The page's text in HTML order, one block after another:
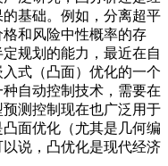
基础。例如，分离超平
和风险中性概率的存
规划的能力，最近在自
式（凸面）优化的一个
自动控制技术，需要在
测控制现在也广泛用于
面优化（尤其是几何编
说，凸优化是现代经济